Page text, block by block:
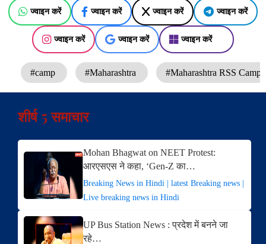
ज्वाइन करें ज्वाइन करें ज्वाइन करें ज्वाइन करें
ज्वाइन करें ज्वाइन करें ज्वाइन करें
#camp #Maharashtra #Maharashtra RSS Camp
शीर्ष 5 समाचार
Mohan Bhagwat on NEET Protest:
आरएसएस ने कहा, ‘Gen-Z का…
Breaking News in Hindi | latest Breaking news |
Live breaking news in Hindi
UP Bus Station News : प्रदेश में बनने जा
रहे…